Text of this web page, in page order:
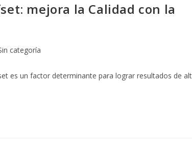
mejora la Calidad con la
categoría
es un factor determinante para lograr resultados de